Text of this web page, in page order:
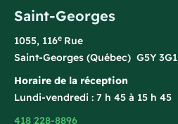
Saint-Georges
1055, 116e Rue
Saint-Georges (Québec) G5Y 3G1
Horaire de la réception
Lundi-vendredi : 7 h 45 à 15 h 45
418 228-8896